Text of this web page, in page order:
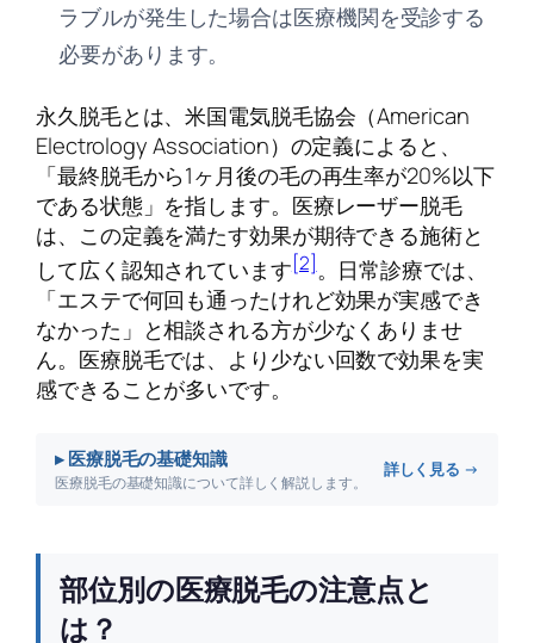
ラブルが発生した場合は医療機関を受診する
必要があります。
永久脱毛とは、米国電気脱毛協会（American
Electrology Association）の定義によると、
「最終脱毛から1ヶ月後の毛の再生率が20%以下
である状態」を指します。医療レーザー脱毛
は、この定義を満たす効果が期待できる施術と
して広く認知されています[2]。日常診療では、
「エステで何回も通ったけれど効果が実感でき
なかった」と相談される方が少なくありませ
ん。医療脱毛では、より少ない回数で効果を実
感できることが多いです。
▸ 医療脱毛の基礎知識
医療脱毛の基礎知識について詳しく解説します。
詳しく見る →
部位別の医療脱毛の注意点と
は？